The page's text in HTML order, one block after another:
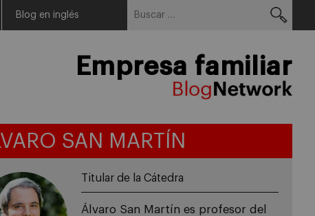
Blog en inglés
Empresa familiar
SAN MARTÍN
Titular de la Cátedra
Álvaro San Martín es profesor del